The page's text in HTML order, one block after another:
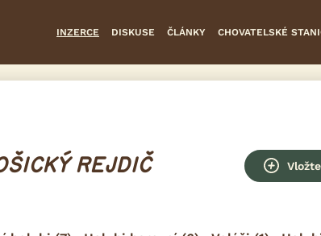
INZERCE DISKUSE ČLÁNKY CHOVATELSKÉ
REJDIČ